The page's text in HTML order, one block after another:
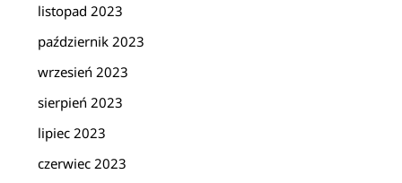
listopad 2023
październik 2023
wrzesień 2023
sierpień 2023
lipiec 2023
czerwiec 2023